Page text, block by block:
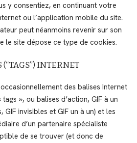
y consentiez, en continuant votre
ou l’application mobile du site.
peut néanmoins revenir sur son
le site dépose ce type de cookies.
INTERNET
des balises Internet
», ou balises d’action, GIF à un
GIF invisibles et GIF un à un) et les
d’un partenaire spécialiste
de se trouver (et donc de